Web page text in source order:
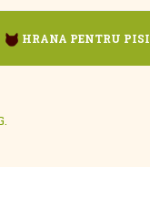
HRANA PENTRU